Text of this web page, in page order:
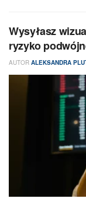
Wysyłasz
ryzyko
AUTOR ALEKSANDRA